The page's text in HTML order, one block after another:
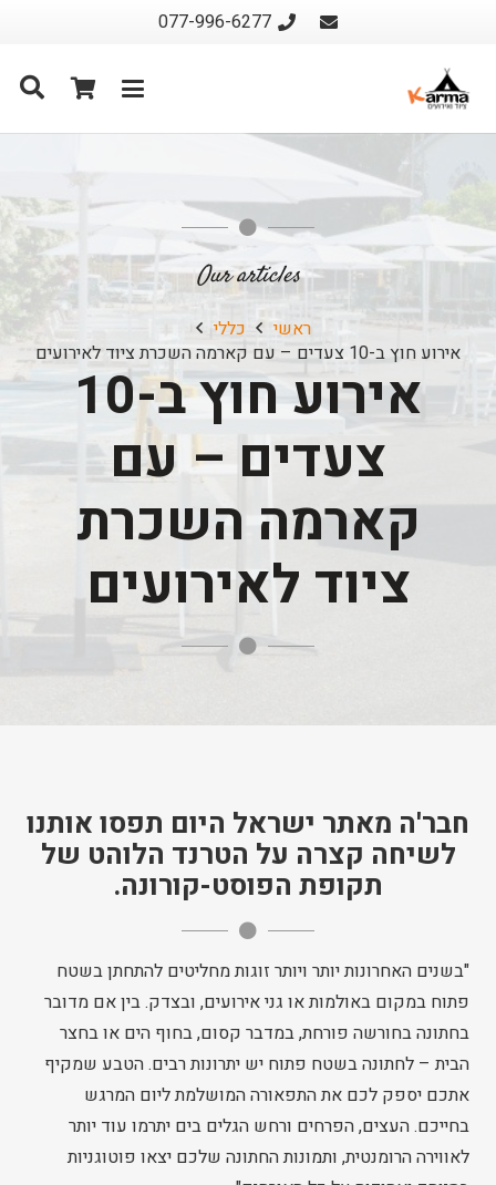
077-996-6277
Our articles
ראשי
כללי
אירוע חוץ ב-10 צעדים – עם קארמה השכרת ציוד לאירועים
אירוע חוץ ב-10
צעדים – עם
קארמה השכרת
ציוד לאירועים
חבר'ה מאתר ישראל היום תפסו אותנו
לשיחה קצרה על הטרנד הלוהט של
תקופת הפוסט-קורונה.
"בשנים האחרונות יותר ויותר זוגות מחליטים להתחתן בשטח
פתוח במקום באולמות או גני אירועים, ובצדק. בין אם מדובר
בחתונה בחורשה פורחת, במדבר קסום, בחוף הים או בחצר
הבית – לחתונה בשטח פתוח יש יתרונות רבים. הטבע שמקיף
אתכם יספק לכם את התפאורה המושלמת ליום המרגש
בחייכם. העצים, הפרחים ורחש הגלים בים יתרמו עוד יותר
לאווירה הרומנטית, ותמונות החתונה שלכם יצאו פוטוגניות